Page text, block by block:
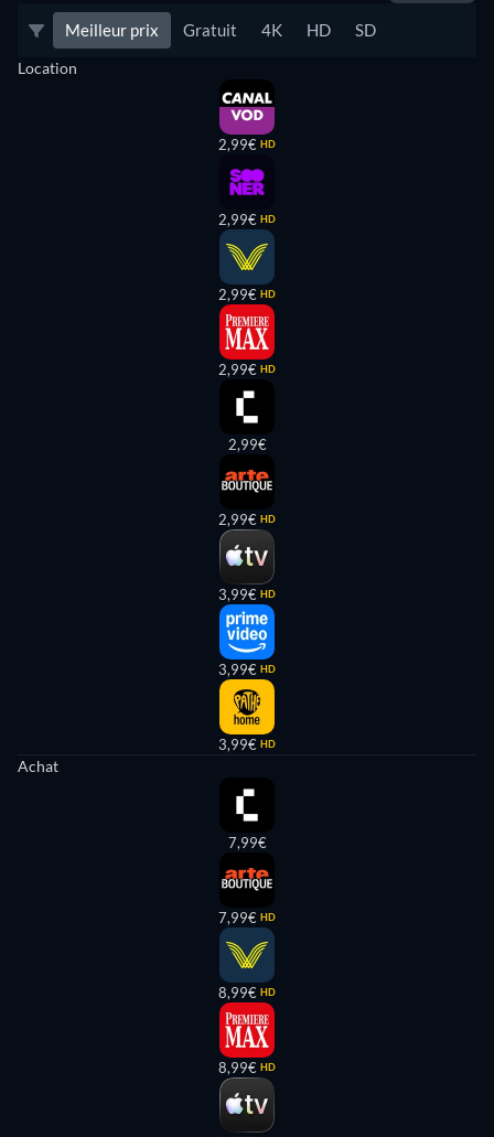
Meilleur prix Gratuit 4K HD SD
Location
2,99€ HD
2,99€ HD
2,99€ HD
2,99€ HD
2,99€
2,99€ HD
3,99€ HD
3,99€ HD
3,99€ HD
Achat
7,99€
7,99€ HD
8,99€ HD
8,99€ HD